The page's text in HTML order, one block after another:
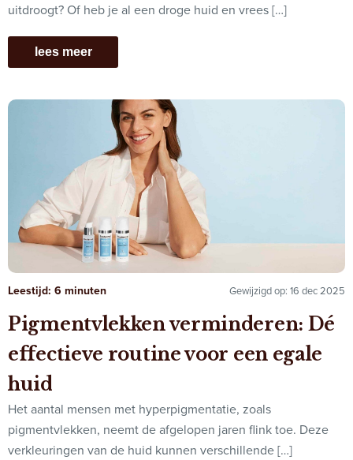
uitdroogt? Of heb je al een droge huid en vrees […]
lees meer
Leestijd: 6 minuten Gewijzigd op: 16 dec 2025
Pigmentvlekken verminderen: Dé
effectieve routine voor een egale
huid
Het aantal mensen met hyperpigmentatie, zoals
pigmentvlekken, neemt de afgelopen jaren flink toe. Deze
verkleuringen van de huid kunnen verschillende […]